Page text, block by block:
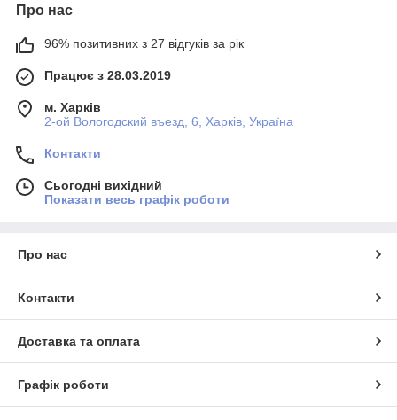
Про нас
96% позитивних з 27 відгуків за рік
Працює з 28.03.2019
м. Харків
2-ой Вологодский въезд, 6, Харків, Україна
Контакти
Сьогодні вихідний
Показати весь графік роботи
Про нас
Контакти
Доставка та оплата
Графік роботи